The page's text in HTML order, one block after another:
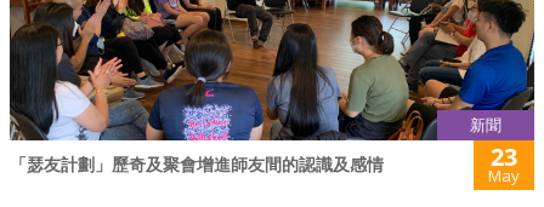
新聞
「瑟友計劃」歷奇及聚會增進師友間的認識及感情 23
May